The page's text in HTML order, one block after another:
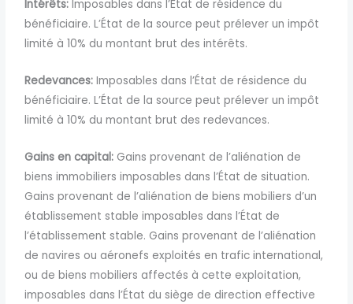
Intérêts: Imposables dans l’État de résidence du
bénéficiaire. L’État de la source peut prélever un impôt
limité à 10% du montant brut des intérêts.
Redevances: Imposables dans l’État de résidence du
bénéficiaire. L’État de la source peut prélever un impôt
limité à 10% du montant brut des redevances.
Gains en capital: Gains provenant de l’aliénation de
biens immobiliers imposables dans l’État de situation.
Gains provenant de l’aliénation de biens mobiliers d’un
établissement stable imposables dans l’État de
l’établissement stable. Gains provenant de l’aliénation
de navires ou aéronefs exploités en trafic international,
ou de biens mobiliers affectés à cette exploitation,
imposables dans l’État du siège de direction effective